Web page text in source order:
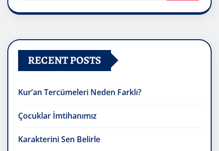
RECENT POSTS
Kur’an Tercümeleri Neden Farklı?
Çocuklar İmtihanımız
Karakterini Sen Belirle